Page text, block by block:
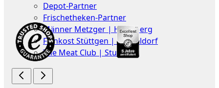
Depot-Partner
Frischetheken-Partner
Männer Metzger | Heinsberg
Feinkost Stüttgen | Düsseldorf
The Meat Club | Stuttgart
Geschäftskunden